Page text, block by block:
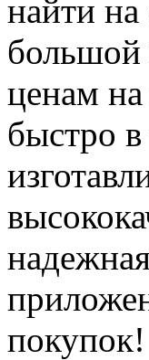
найти на
большой
ценам
быстро
покупок!